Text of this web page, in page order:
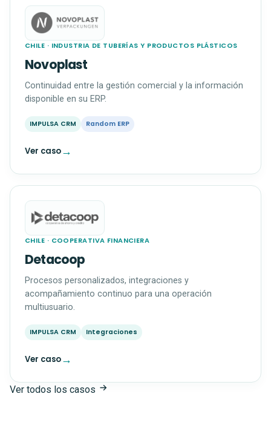
CHILE · INDUSTRIA DE TUBERÍAS Y PRODUCTOS PLÁSTICOS
Novoplast
Continuidad entre la gestión comercial y la información
disponible en su ERP.
IMPULSA CRM Random ERP
Ver caso→
CHILE · COOPERATIVA FINANCIERA
Detacoop
Procesos personalizados, integraciones y
acompañamiento continuo para una operación
multiusuario.
IMPULSA CRM Integraciones
Ver caso→
Ver todos los casos